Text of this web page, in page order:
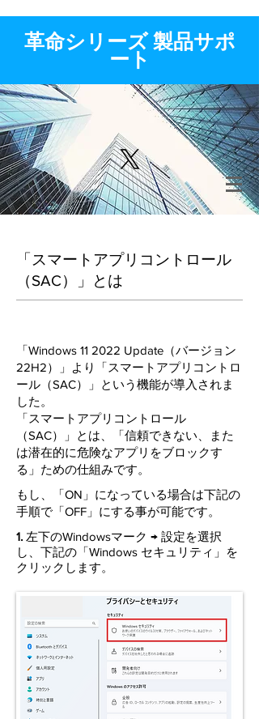
​革命シリーズ 製品サポ
ート
「スマートアプリコントロール
（SAC）」とは
「Windows 11 2022 Update（バージョン
22H2）」より「スマートアプリコントロ
ール（SAC）」という機能が導入されま
した。
「スマートアプリコントロール
（SAC）」とは、「信頼できない、また
は潜在的に危険なアプリをブロックす
る」ための仕組みです。
もし、「ON」になっている場合は下記の
手順で「OFF」にする事が可能です。
​1. 左下のWindowsマーク → 設定を選択
し、下記の「Windows セキュリティ」を
クリックします。